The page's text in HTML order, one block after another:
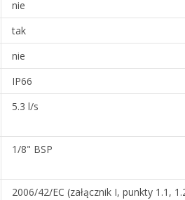
nie
tak
nie
IP66
5.3 l/s
1/8" BSP
2006/42/EC (załącznik I, punkty 1.1,